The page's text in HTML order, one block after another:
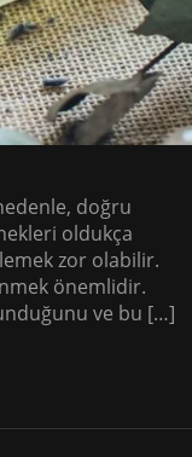
doğru
oldukça
zor olabilir.
önemlidir.
ve bu […]